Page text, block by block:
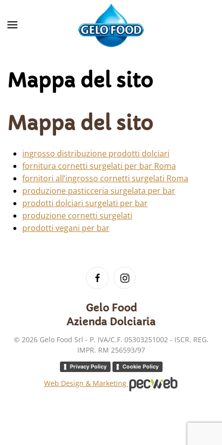
Mappa del sito
Mappa del sito
ingrosso distribuzione prodotti dolciari
fornitura cornetti surgelati per bar Roma
fornitori all’ingrosso cornetti surgelati Roma
produzione pasticceria surgelata per bar
prodotti dolciari surgelati per bar
produzione cornetti surgelati
prodotti vegani per bar
Gelo Food
Azienda Dolciaria
© 2026Gelo Food Srl - P. IVA/C.F. 05303251002 - ISCR. REG.
IMPR. RM 256593/97
Privacy Policy Cookie Policy
Web Design & Marketing